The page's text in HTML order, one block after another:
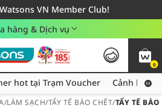
VN Member Club!
cho đơn hàng từ 249,000Đ
- Áp dụng khu vực TP. Hồ Chí Minh
hàng & Dịch vụ
0
Thu thập thêm voucher hot tại Trạm Voucher
hot tại Trạm Voucher Cảnh báo
/LÀM SẠCH/TẨY TẾ BÀO CHẾT/TẨY TẾ